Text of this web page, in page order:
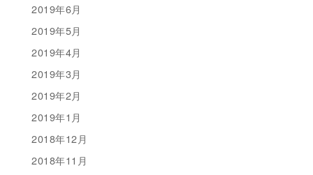
2019年6月
2019年5月
2019年4月
2019年3月
2019年2月
2019年1月
2018年12月
2018年11月